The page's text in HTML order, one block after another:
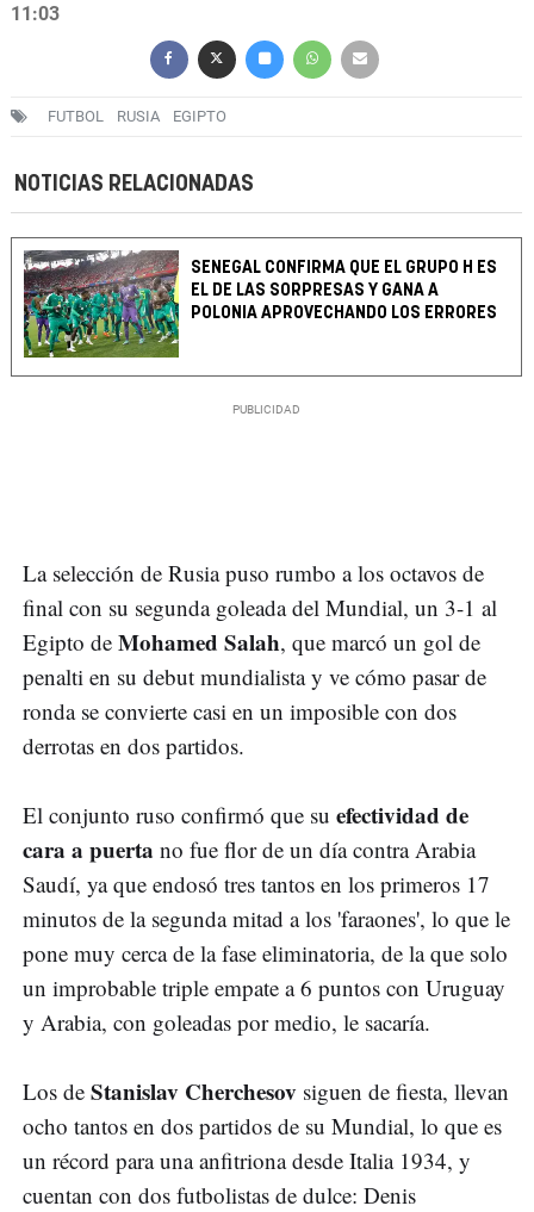
11:03
FUTBOL RUSIA EGIPTO
NOTICIAS RELACIONADAS
SENEGAL CONFIRMA QUE EL GRUPO H ES
EL DE LAS SORPRESAS Y GANA A
POLONIA APROVECHANDO LOS ERRORES
La selección de Rusia puso rumbo a los octavos de
final con su segunda goleada del Mundial, un 3-1 al
Egipto de Mohamed Salah, que marcó un gol de
penalti en su debut mundialista y ve cómo pasar de
ronda se convierte casi en un imposible con dos
derrotas en dos partidos.
El conjunto ruso confirmó que su efectividad de
cara a puerta no fue flor de un día contra Arabia
Saudí, ya que endosó tres tantos en los primeros 17
minutos de la segunda mitad a los 'faraones', lo que le
pone muy cerca de la fase eliminatoria, de la que solo
un improbable triple empate a 6 puntos con Uruguay
y Arabia, con goleadas por medio, le sacaría.
Los de Stanislav Cherchesov siguen de fiesta, llevan
ocho tantos en dos partidos de su Mundial, lo que es
un récord para una anfitriona desde Italia 1934, y
cuentan con dos futbolistas de dulce: Denis